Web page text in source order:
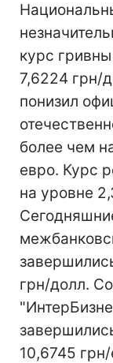
курс
7,6224 грн/
понизил
более чем
евро. Курс
на уровне
грн/долл.
10,6745